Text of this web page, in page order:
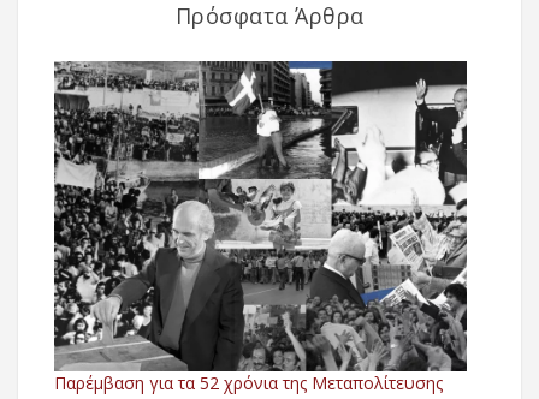
Πρόσφατα Άρθρα
Παρέμβαση για τα 52 χρόνια της Μεταπολίτευσης